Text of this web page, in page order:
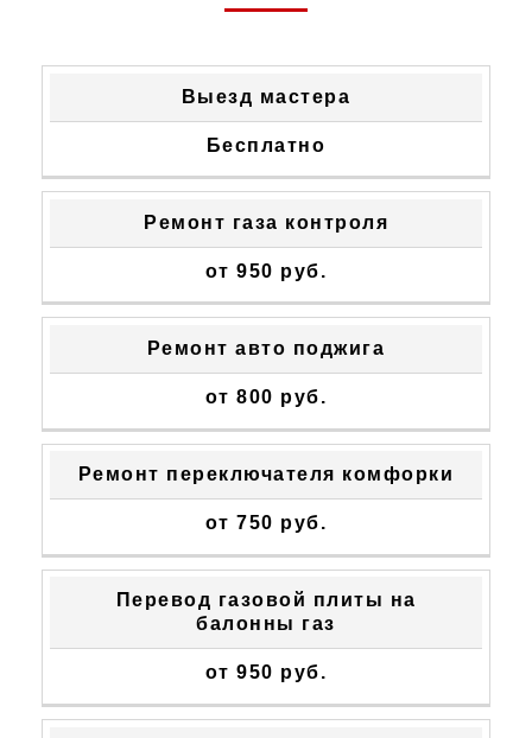
СТОИМОСТЬ
Выезд мастера
Бесплатно
Ремонт газа контроля
от 950 руб.
Ремонт авто поджига
от 800 руб.
Ремонт переключателя комфорки
от 750 руб.
Перевод газовой плиты на
балонны газ
от 950 руб.